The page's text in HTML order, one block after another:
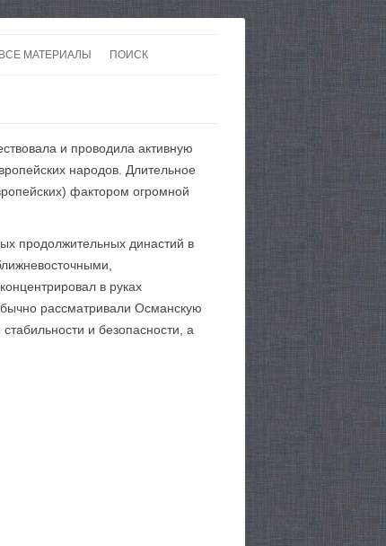
ВСЕ МАТЕРИАЛЫ
КАРТЫ
ПОИСК
и проводила активную
народов. Длительное
фактором огромной
продолжительных династий в
в руках
рассматривали Османскую
и безопасности, а